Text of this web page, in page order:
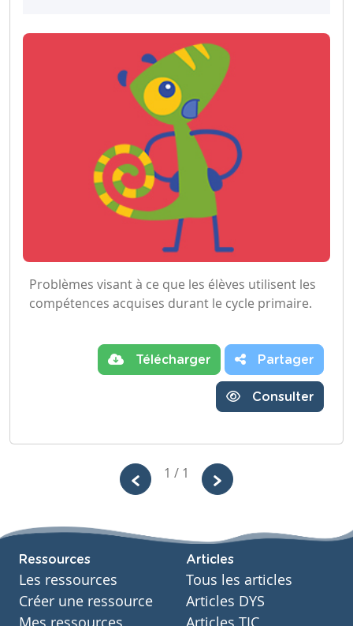
Problèmes visant à ce que les élèves utilisent les
compétences acquises durant le cycle primaire.
Télécharger Partager
Consulter
1 / 1
Ressources
Les ressources
Créer une ressource
Articles
Tous les articles
Articles DYS